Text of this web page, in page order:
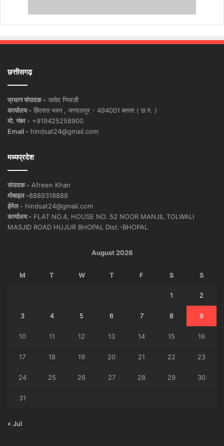
छत्तीसगढ़
प्रधान संपादक - जावेद नियाज़ी
कार्यालय - हिंदसत भवन , जगदलपुर - 494001 बस्तर ( छ.ग. )
मो. नंबर - +919425258900
Email - hindsat24@gmail.com
मध्यप्रदेश
संपादक - Afreen Khan
मोबाइल -8889318888
ईमेल - hindsat24@gmail.com
कार्यालय - FLAT NO.4, HOUSE NO. 52 NOOR MANJIL TOLWALI
MASJID ROAD HUJUR BHOPAL Dist.-BHOPAL
August 2026
M T W T F S S
1 2
3 4 5 6 7 8 9
10 11 12 13 14 15 16
17 18 19 20 21 22 23
24 25 26 27 28 29 30
31
« Jul